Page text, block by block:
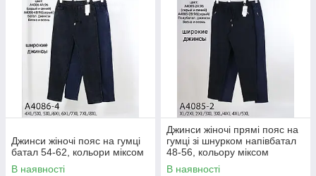
Джинси жіночі пояс на гумці
батал 54-62, кольори міксом
В наявності
Джинси жіночі прямі пояс на
гумці зі шнурком напівбатал
48-56, кольору міксом
В наявності